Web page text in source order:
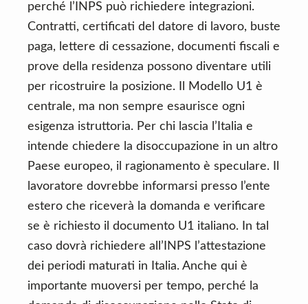
perché l’INPS può richiedere integrazioni.
Contratti, certificati del datore di lavoro, buste
paga, lettere di cessazione, documenti fiscali e
prove della residenza possono diventare utili
per ricostruire la posizione. Il Modello U1 è
centrale, ma non sempre esaurisce ogni
esigenza istruttoria. Per chi lascia l’Italia e
intende chiedere la disoccupazione in un altro
Paese europeo, il ragionamento è speculare. Il
lavoratore dovrebbe informarsi presso l’ente
estero che riceverà la domanda e verificare
se è richiesto il documento U1 italiano. In tal
caso dovrà richiedere all’INPS l’attestazione
dei periodi maturati in Italia. Anche qui è
importante muoversi per tempo, perché la